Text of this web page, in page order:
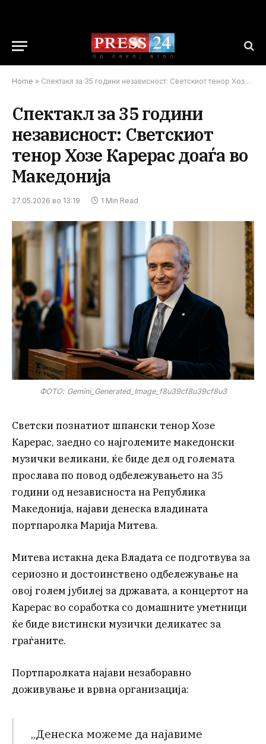
Home » Спектакл за 35 години независност: Светскиот тенор Хозе Карерас доаѓа во Македонија
Спектакл за 35 години
независност: Светскиот
тенор Хозе Карерас доаѓа во
Македонија
27.05.2026 во 13:19 1 Min Read
ФОТО: Gemini_Generated_Image_f8u39cf8u39cf8u3
Светски познатиот шпански тенор Хозе
Карерас, заедно со најголемите македонски
музички великани, ќе биде дел од големата
прослава по повод одбележувањето на 35
години од независноста на Република
Македонија, најави денеска владината
портпаролка Марија Митева.
Митева истакна дека Владата се подготвува за
сериозно и достоинствено одбележување на
овој голем јубилеј за државата, а концертот на
Карерас во соработка со домашните уметници
ќе биде вистински музички деликатес за
граѓаните.
Портпаролката најави незаборавно
доживување и врвна организација:
„Денеска можеме да најавиме